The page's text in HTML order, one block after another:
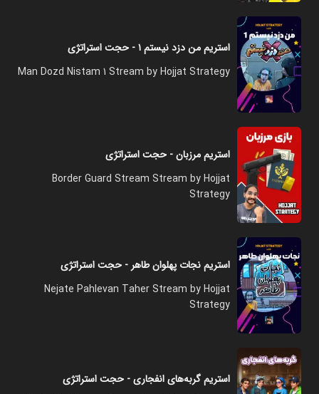
استریم من دزد نیستم ۱ - حجت استراتژی
Man Dozd Nistam 1 Stream by Hojjat Strategy
استریم مرزبان - حجت استراتژی
Border Guard Stream Stream by Hojjat
Strategy
استریم نجات پهلوان طاهر - حجت استراتژی
Nejate Pahlevan Taher Stream by Hojjat
Strategy
استریم گربه‌های انفجاری - حجت استراتژی